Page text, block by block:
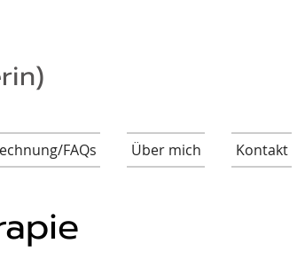
FAQs Über mich Kontakt